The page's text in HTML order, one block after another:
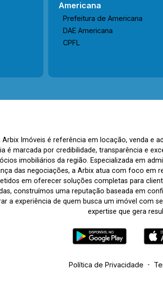
Americana
Prefeitura de Americana
DAE Americana
CPFL
Imóveis é referência em locação, venda e
é marcada por credibilidade, transparência e
imobiliários da região. Especializada em
das negociações, a Arbix atua com foco em
em oferecer soluções completas para
construímos uma reputação baseada em
a experiência de quem busca um imóvel com
expertise que gera
Política de Privacidade -